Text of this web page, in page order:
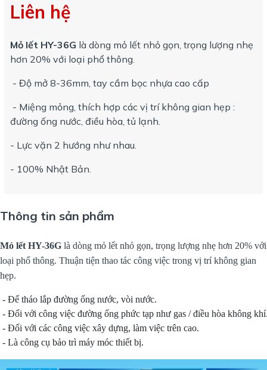
Liên hệ
Mỏ lết HY-36G là dòng mỏ lết nhỏ gọn, trọng lượng nhẹ
hơn 20% với loại phổ thông.
- Độ mở 8-36mm, tay cầm bọc nhựa cao cấp
- Miệng mỏng, thích hợp các vị trí không gian hẹp :
đường ống nước, điều hòa, tủ lạnh.
- Lực vặn 2 hướng như nhau.
- 100% Nhật Bản.
Thông tin sản phẩm
Mỏ lết HY-36G là dòng mỏ lết nhỏ gọn, trọng lượng nhẹ hơn 20% với
loại phổ thông. Thuận tiện thao tác công việc trong vị trí không gian
hẹp.
- Để tháo lắp đường ống nước, vòi nước.
- Đối với công việc đường ống phức tạp như gas / điều hòa không
- Đối với các công việc xây dựng, làm việc trên cao.
- Là công cụ bảo trì máy móc thiết bị.